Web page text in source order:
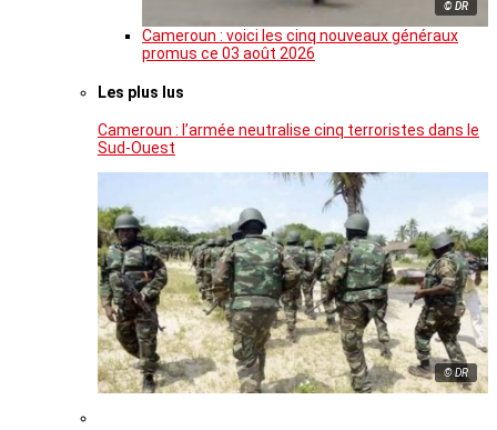
© DR
Cameroun : voici les cinq nouveaux généraux
promus ce 03 août 2026
Les plus lus
Cameroun : l’armée neutralise cinq terroristes dans le
Sud-Ouest
© DR